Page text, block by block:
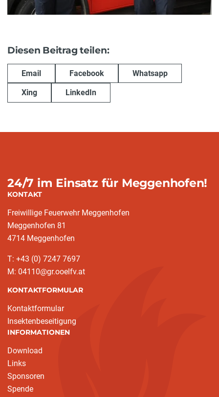
Diesen Beitrag teilen:
Email Facebook Whatsapp
Xing LinkedIn
24/7 im Einsatz für Meggenhofen!
KONTAKT
Freiwillige Feuerwehr Meggenhofen
Meggenhofen 81
4714 Meggenhofen
T: +43 (0) 7247 7697
M: 04110@gr.ooelfv.at
KONTAKTFORMULAR
Kontaktformular
Insektenbeseitigung
INFORMATIONEN
Download
Links
Sponsoren
Spende